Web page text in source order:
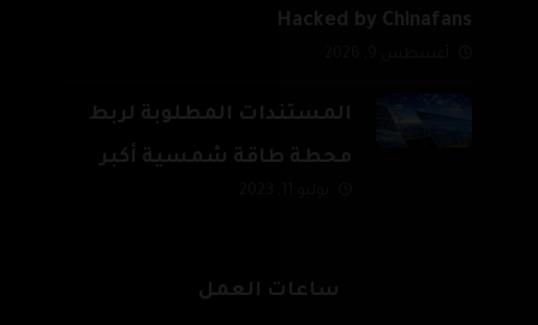
Hacked by Chinafans
المستندات المطلوبة لربط
محطة طاقة شمسية أكبر
ساعات العمل